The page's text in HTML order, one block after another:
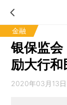
金融
银保监会
励大行
2020年03月13